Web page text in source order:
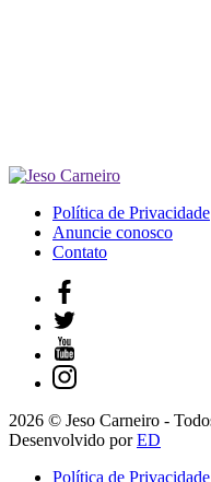
Política de Privacidade
Anuncie conosco
Contato
2026 © Jeso Carneiro -
Desenvolvido porED
Política de Privacidade